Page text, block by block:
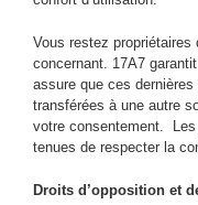
Vous restez
concernant. 17A7
assure que ces
transférées à une autre
votre consentement.
tenues de respecter la
Droits d’opposition et